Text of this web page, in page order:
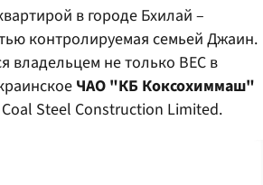
в городе Бхилай –
контролируемая семьей Джаин.
не только BEC в
ЧАО "КБ Коксохиммаш"
Coal Steel Construction Limited.